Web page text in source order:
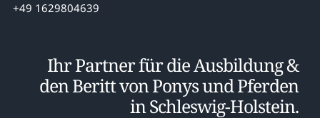
+49 1629804639
Ihr Partner für die Ausbildung &
den Beritt von Ponys und Pferden
in Schleswig-Holstein.